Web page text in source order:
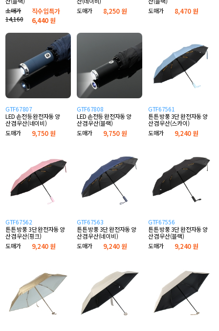
소매가
14,160
직수입특가
6,440원
도매가
8,250 원
도매가
8,470 원
GTF67807
LED 손전등 완전자동 양
산겸 우산(네이비)
도매가
9,750 원
GTF67808
LED 손전등 완전자동 양
산겸 우산(블랙)
도매가
9,750 원
GTF67561
튼튼 방풍 3단 완전자동 양
산겸 우산(스카이)
도매가
9,240 원
GTF67562
튼튼 방풍 3단 완전자동 양
산겸 우산(핑크)
도매가
9,240 원
GTF67563
튼튼 방풍 3단 완전자동 양
산겸 우산(네이비)
도매가
9,240 원
GTF67556
튼튼 방풍 3단 완전자동 양
산겸 우산(블랙)
도매가
9,240 원